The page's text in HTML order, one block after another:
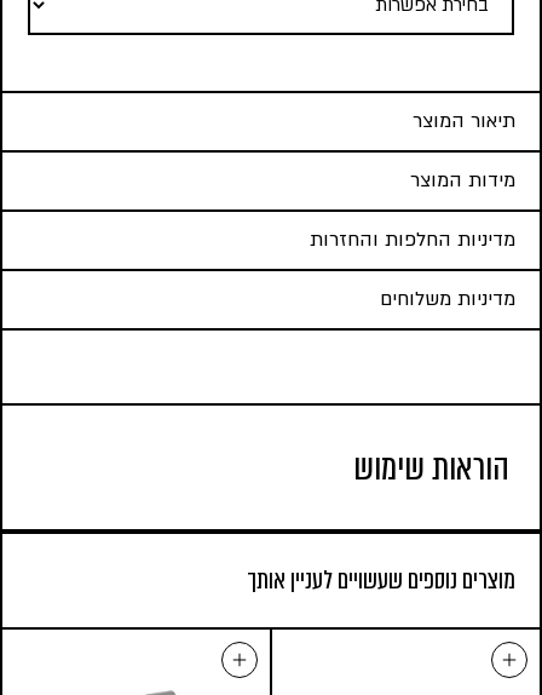
תיאור המוצר
מידות המוצר
מדיניות החלפות והחזרות
מדיניות משלוחים
הוראות שימוש
מוצרים נוספים שעשויים לעניין אותך